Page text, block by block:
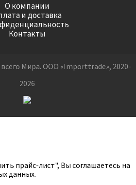
О компании
и доставка
Контакты
Мира. ООО «Importtrade», 2020-
2026
прайс-лист", Вы соглашаетесь на
данных.